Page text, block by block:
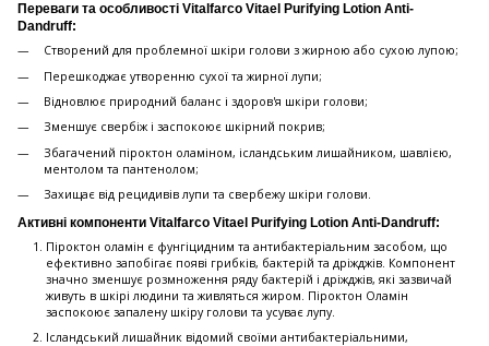
Переваги та особливості Vitalfarco Vitael Purifying Lotion Anti-
Dandruff:
Створений для проблемної шкіри голови з жирною або сухою лупою;
Перешкоджає утворенню сухої та жирної лупи;
Відновлює природний баланс і здоров'я шкіри голови;
Зменшує свербіж і заспокоює шкірний покрив;
Збагачений піроктон оламіном, ісландським лишайником, шавлією,
ментолом та пантенолом;
Захищає від рецидивів лупи та свербежу шкіри голови.
Активні компоненти Vitalfarco Vitael Purifying Lotion Anti-Dandruff:
Піроктон оламін є фунгіцидним та антибактеріальним засобом, що
ефективно запобігає появі грибків, бактерій та дріжджів. Компонент
значно зменшує розмноження ряду бактерій і дріжджів, які зазвичай
живуть в шкірі людини та живляться жиром. Піроктон Оламін
заспокоює запалену шкіру голови та усуває лупу.
Ісландський лишайник відомий своїми антибактеріальними,